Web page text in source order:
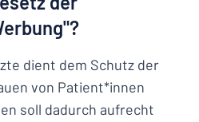
dient dem Schutz der
von Patient*innen
soll dadurch aufrecht